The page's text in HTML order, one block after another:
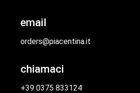
email
orders@piacentina.it
chiamaci
+39 0375 833124